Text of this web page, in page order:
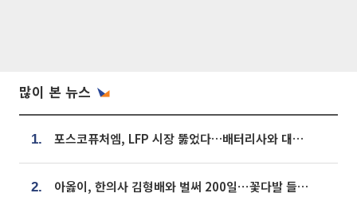
많이 본 뉴스
1. 포스코퓨처엠, LFP 시장 뚫었다…배터리사와 대규모 장기 공급 합의
2. 아옳이, 한의사 김형배와 벌써 200일⋯꽃다발 들고 "프러포즈 아냐"